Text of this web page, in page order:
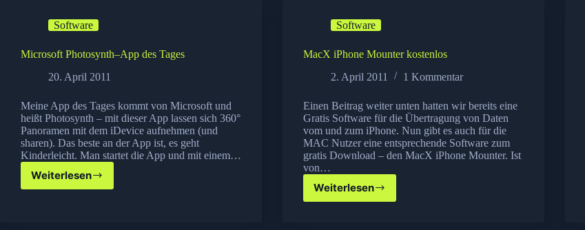
Software
Microsoft Photosynth–App des Tages
20. April 2011
Meine App des Tages kommt von Microsoft und
heißt Photosynth – mit dieser App lassen sich 360°
Panoramen mit dem iDevice aufnehmen (und
sharen). Das beste an der App ist, es geht
Kinderleicht. Man startet die App und mit einem…
Weiterlesen
Microsoft
Photosynth–
Software
MacX iPhone Mounter kostenlos
2. April 2011
1 Kommentar
Einen Beitrag weiter unten hatten wir bereits eine
Gratis Software für die Übertragung von Daten
vom und zum iPhone. Nun gibt es auch für die
MAC Nutzer eine entsprechende Software zum
gratis Download – den MacX iPhone Mounter. Ist
von…
Weiterlesen
MacX
iPhone